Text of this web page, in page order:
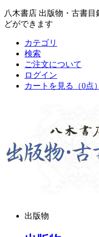
八木書店 出版物・古書
どができます
カテゴリ
検索
ご注文について
ログイン
カートを見る
（0点）
出版物